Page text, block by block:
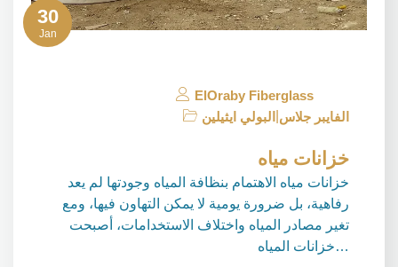
30
Jan
ElOraby Fiberglass
البولي ايثيلين الفايبر جلاس
خزانات مياه
خزانات مياه الاهتمام بنظافة المياه وجودتها لم يعد
رفاهية، بل ضرورة يومية لا يمكن التهاون فيها، ومع
تغير مصادر المياه واختلاف الاستخدامات، أصبحت
خزانات المياه…